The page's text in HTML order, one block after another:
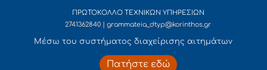
ΠΡΩΤΟΚΟΛΛΟ ΤΕΧΝΙΚΩΝ ΥΠΗΡΕΣΙΩΝ
2741362840 | grammateia_dtyp@korinthos.gr
Mέσω του συστήματος διαχείρισης αιτημάτων
Πατήστε εδώ